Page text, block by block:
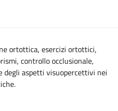
ortottica, esercizi ortottici,
controllo occlusionale,
degli aspetti visuopercettivi nei